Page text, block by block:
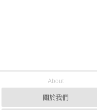
About
關於我們